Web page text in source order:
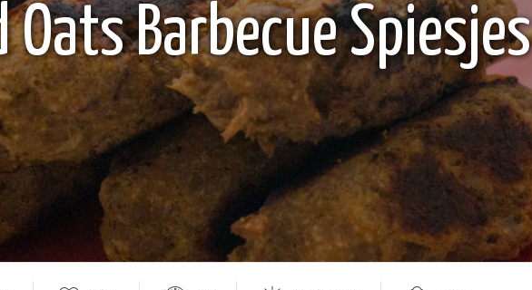
Oats Barbecue Spiesjes